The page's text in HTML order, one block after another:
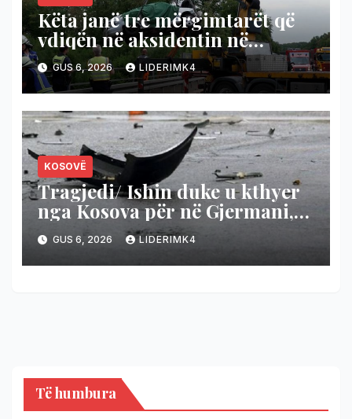
Këta janë tre mërgimtarët që
vdiqën në aksidentin në
Gjermani, mes tyre djaloshi 16-
vjeçar
GUS 6, 2026 LIDERIMK4
KOSOVË
Tragjedi/ Ishin duke u kthyer
nga Kosova për në Gjermani,
aksidentohen dhe vdesin 3
mërgimtar
GUS 6, 2026 LIDERIMK4
Të humbura